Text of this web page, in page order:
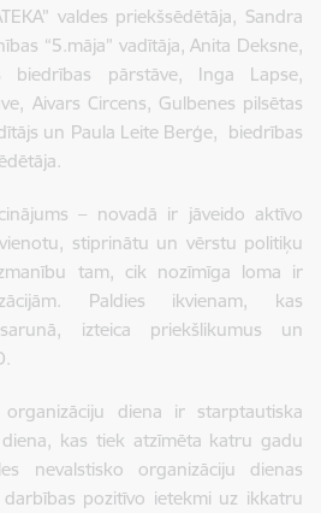
valdes priekšsēdētāja, Sandra
“5.māja” vadītāja, Anita Deksne,
biedrības pārstāve, Inga Lapse,
Aivars Circens, Gulbenes pilsētas
un Paula Leite Berģe, biedrības
– novadā ir jāveido aktīvo
stiprinātu un vērstu politiķu
tam, cik nozīmīga loma ir
Paldies ikvienam, kas
izteica priekšlikumus un
organizāciju diena ir starptautiska
kas tiek atzīmēta katru gadu
nevalstisko organizāciju dienas
pozitīvo ietekmi uz ikkatru